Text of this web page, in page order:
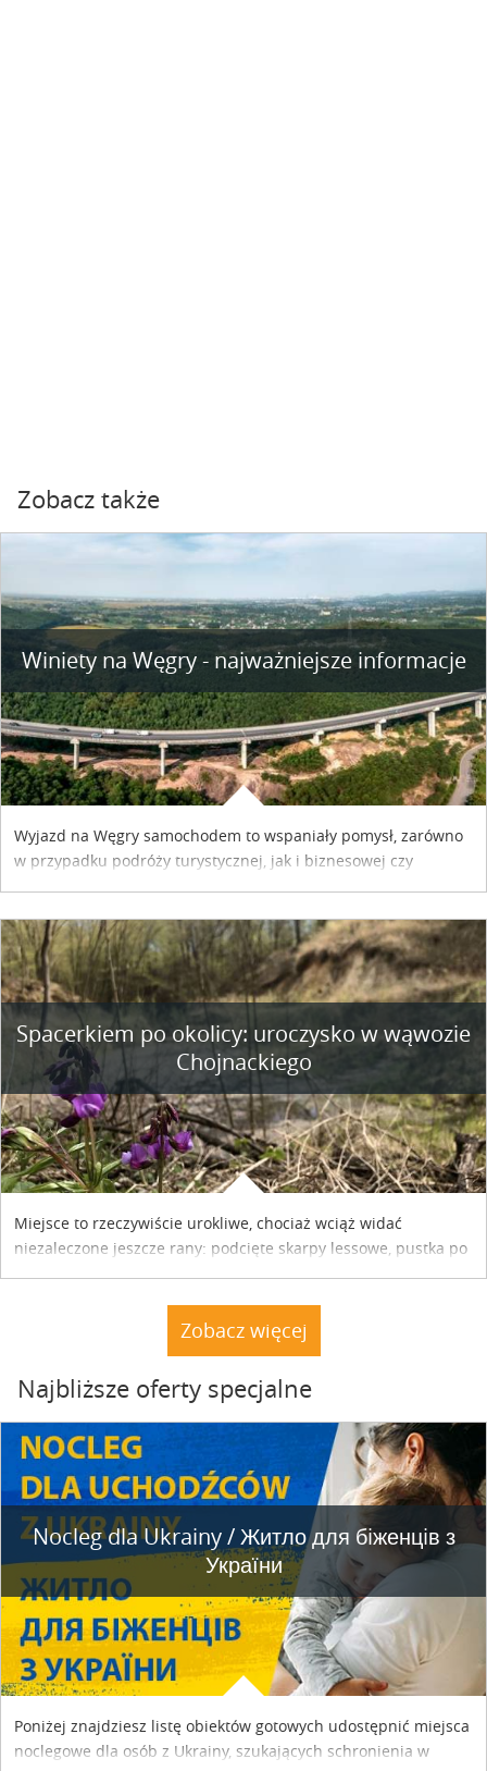
Zobacz także
Winiety na Węgry - najważniejsze informacje
Wyjazd na Węgry samochodem to wspaniały pomysł, zarówno
w przypadku podróży turystycznej, jak i biznesowej czy
współpracy reklamowej z Hungary Vignette.
Spacerkiem po okolicy: uroczysko w wąwozie
Chojnackiego
Miejsce to rzeczywiście urokliwe, chociaż wciąż widać
niezaleczone jeszcze rany: podcięte skarpy lessowe, pustka po
dacze. Nie stoją. A natura powoli dochodzi do siebie.
Zobacz więcej
Najbliższe oferty specjalne
Nocleg dla Ukrainy / Житло для бiженцiв з
України
Poniżej znajdziesz listę obiektów gotowych udostępnić miejsca
noclegowe dla osób z Ukrainy, szukających schronienia w